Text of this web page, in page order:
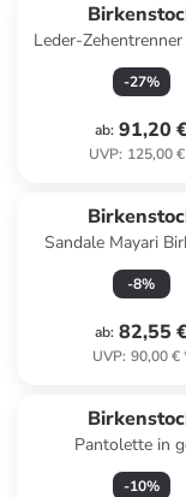
Leder-
in Schwarz
-27%
ab: 91,20
UVP: 125,00 €
Sandale Mayari
Metallic normal in
-8%
ab: 82,55
UVP: 90,00 €
Pantolette in
-10%